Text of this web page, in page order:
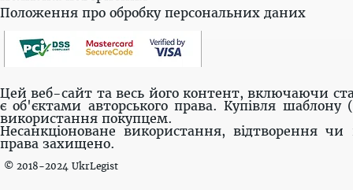
Положення про обробку персональних даних
Цей веб-сайт та весь його контент, включаючи
є об'єктами авторського права. Купівля шаблону
використання покупцем.
Несанкціоноване використання, відтворення
права захищено.
© 2018-2024 UkrLegist